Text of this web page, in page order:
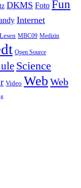
DKMS Foto Fun
Internet
Lesen MBC09 Medizin
Open Source
Science
Video Web Web